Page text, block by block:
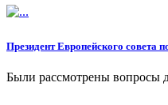
Президент Европейского совета
Были рассмотрены вопросы